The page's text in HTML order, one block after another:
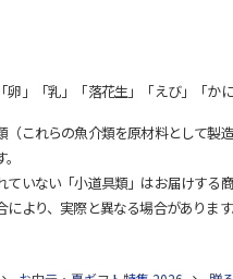
」「乳」「落花生」「えび」「か
これらの魚介類を原材料として製
いない「小道具類」はお届けする
より、実際と異なる場合があります